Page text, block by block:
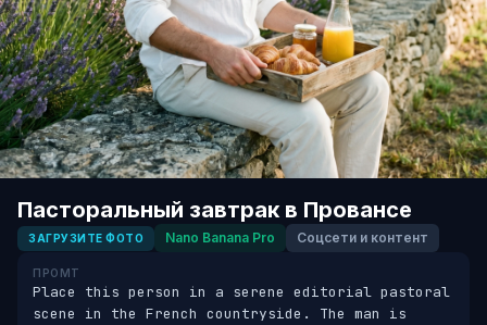
Пасторальный завтрак в Провансе
ЗАГРУЗИТЕ ФОТО Nano Banana Pro Соцсети и контент
ПРОМТ
Place this person in a serene editorial pastoral
scene in the French countryside. The man is